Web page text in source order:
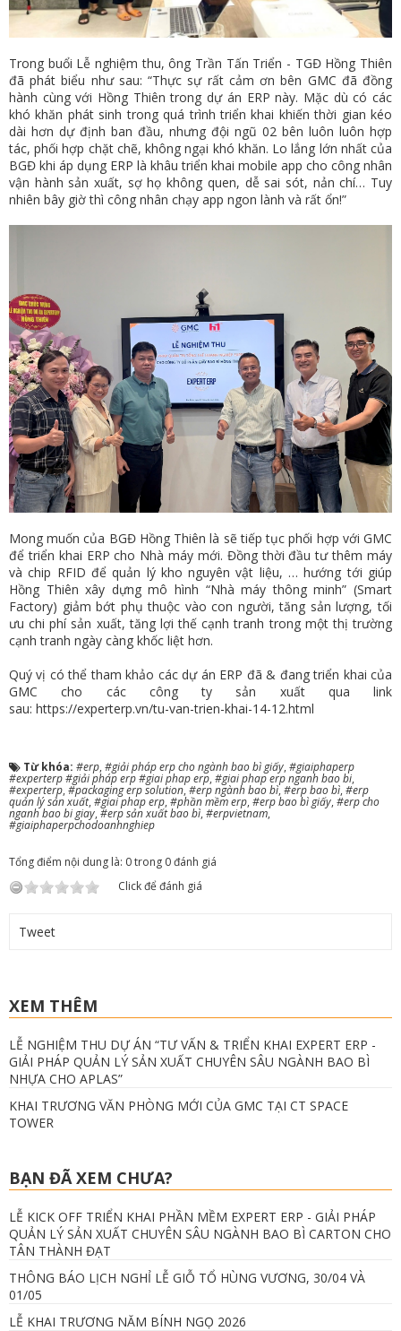
Trong buổi Lễ nghiệm thu, ông Trần Tấn Triển - TGĐ Hồng Thiên
đã phát biểu như sau: “Thực sự rất cảm ơn bên GMC đã đồng
hành cùng với Hồng Thiên trong dự án ERP này. Mặc dù có các
khó khăn phát sinh trong quá trình triển khai khiến thời gian kéo
dài hơn dự định ban đầu, nhưng đội ngũ 02 bên luôn luôn hợp
tác, phối hợp chặt chẽ, không ngại khó khăn. Lo lắng lớn nhất của
BGĐ khi áp dụng ERP là khâu triển khai mobile app cho công nhân
vận hành sản xuất, sợ họ không quen, dễ sai sót, nản chí… Tuy
nhiên bây giờ thì công nhân chạy app ngon lành và rất ổn!”
Mong muốn của BGĐ Hồng Thiên là sẽ tiếp tục phối hợp với GMC
để triển khai ERP cho Nhà máy mới. Đồng thời đầu tư thêm máy
và chip RFID để quản lý kho nguyên vật liệu, … hướng tới giúp
Hồng Thiên xây dựng mô hình “Nhà máy thông minh” (Smart
Factory) giảm bớt phụ thuộc vào con người, tăng sản lượng, tối
ưu chi phí sản xuất, tăng lợi thế cạnh tranh trong một thị trường
cạnh tranh ngày càng khốc liệt hơn.
Quý vị có thể tham khảo các dự án ERP đã & đang triển khai của
GMC cho các công ty sản xuất qua link
sau: https://experterp.vn/tu-van-trien-khai-14-12.html
Từ khóa: #erp, #giải pháp erp cho ngành bao bì giấy, #giaiphaperp
#experterp #giải pháp erp #giai phap erp, #giai phap erp nganh bao bi,
#experterp, #packaging erp solution, #erp ngành bao bì, #erp bao bì, #erp
quản lý sản xuất, #giai phap erp, #phần mềm erp, #erp bao bì giấy, #erp cho
nganh bao bi giay, #erp sản xuất bao bì, #erpvietnam,
#giaiphaperpchodoanhnghiep
Tổng điểm nội dung là: 0 trong 0 đánh giá
Click để đánh giá
Tweet
XEM THÊM
LỄ NGHIỆM THU DỰ ÁN “TƯ VẤN & TRIỂN KHAI EXPERT ERP -
GIẢI PHÁP QUẢN LÝ SẢN XUẤT CHUYÊN SÂU NGÀNH BAO BÌ
NHỰA CHO APLAS”
KHAI TRƯƠNG VĂN PHÒNG MỚI CỦA GMC TẠI CT SPACE
TOWER
BẠN ĐÃ XEM CHƯA?
LỄ KICK OFF TRIỂN KHAI PHẦN MỀM EXPERT ERP - GIẢI PHÁP
QUẢN LÝ SẢN XUẤT CHUYÊN SÂU NGÀNH BAO BÌ CARTON CHO
TÂN THÀNH ĐẠT
THÔNG BÁO LỊCH NGHỈ LỄ GIỖ TỔ HÙNG VƯƠNG, 30/04 VÀ
01/05
LỄ KHAI TRƯƠNG NĂM BÍNH NGỌ 2026